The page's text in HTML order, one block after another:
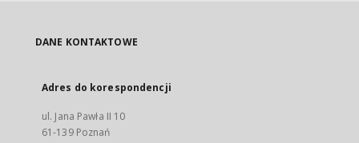
DANE KONTAKTOWE
Adres do korespondencji
ul. Jana Pawła II 10
61-139 Poznań